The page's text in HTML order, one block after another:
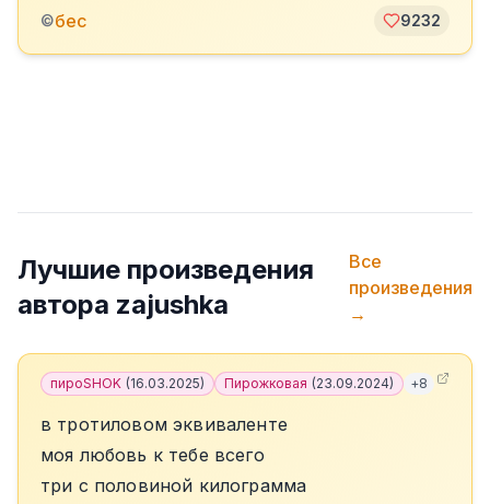
©бес 9232
Лучшие произведения
автора zajushka
Все
произведения
→
пироSHOK (16.03.2025) Пирожковая (23.09.2024) +8
в тротиловом эквиваленте
моя любовь к тебе всего
три с половиной килограмма